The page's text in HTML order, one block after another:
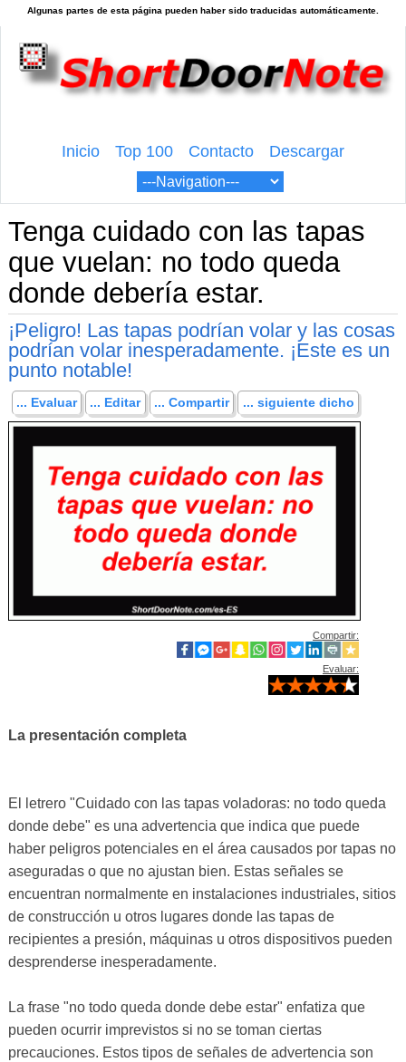
Inicio Top 100 Contacto Descargar
Tenga cuidado con las tapas
que vuelan: no todo queda
donde debería estar.
¡Peligro! Las tapas podrían volar y las cosas
podrían volar inesperadamente. ¡Este es un
punto notable!
... Evaluar ... Editar ... Compartir ... siguiente dicho
Compartir:
Evaluar:
La presentación completa
El letrero "Cuidado con las tapas voladoras: no todo queda
donde debe" es una advertencia que indica que puede
haber peligros potenciales en el área causados ​​por tapas no
aseguradas o que no ajustan bien. Estas señales se
encuentran normalmente en instalaciones industriales, sitios
de construcción u otros lugares donde las tapas de
recipientes a presión, máquinas u otros dispositivos pueden
desprenderse inesperadamente.
La frase "no todo queda donde debe estar" enfatiza que
pueden ocurrir imprevistos si no se toman ciertas
precauciones. Estos tipos de señales de advertencia son